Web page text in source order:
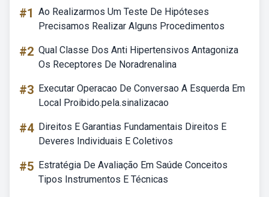
#1 Ao Realizarmos Um Teste De Hipóteses
Precisamos Realizar Alguns Procedimentos
#2 Qual Classe Dos Anti Hipertensivos Antagoniza
Os Receptores De Noradrenalina
#3 Executar Operacao De Conversao A Esquerda Em
Local Proibido.pela.sinalizacao
#4 Direitos E Garantias Fundamentais Direitos E
Deveres Individuais E Coletivos
#5 Estratégia De Avaliação Em Saúde Conceitos
Tipos Instrumentos E Técnicas